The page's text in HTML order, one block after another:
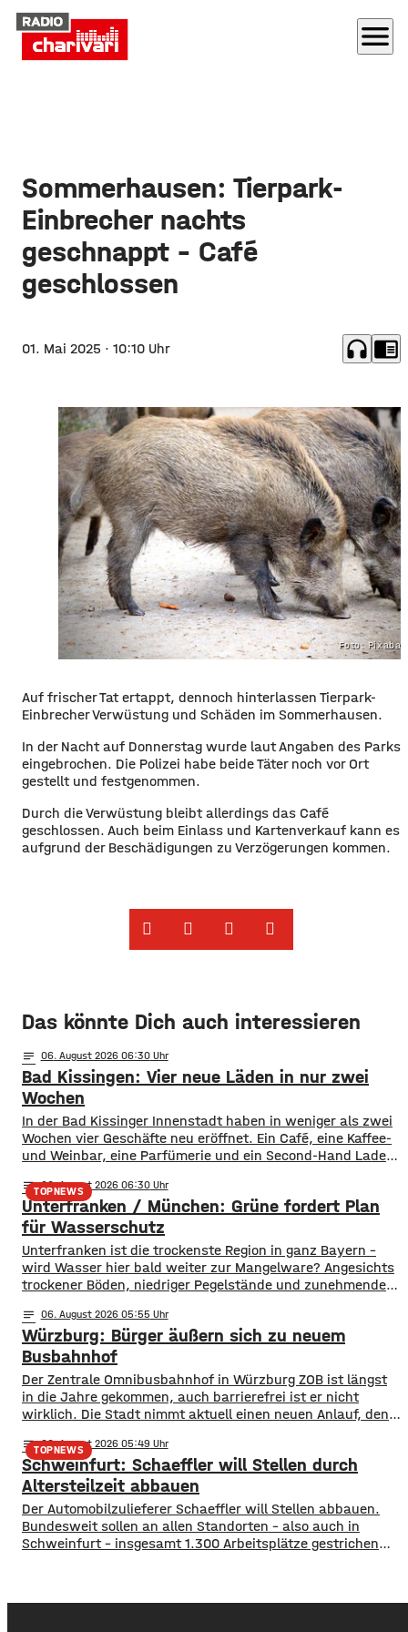
menu
Sommerhausen: Tierpark-
Einbrecher nachts
geschnappt - Café
geschlossen
01. Mai 2025 · 10:10 Uhr headphones chrome_reader_mode
Foto:
Auf frischer Tat ertappt, dennoch hinterlassen Tierpark-
Einbrecher Verwüstung und Schäden im Sommerhausen.
In der Nacht auf Donnerstag wurde laut Angaben des Parks
eingebrochen. Die Polizei habe beide Täter noch vor Ort
gestellt und festgenommen.
Durch die Verwüstung bleibt allerdings das Café
geschlossen. Auch beim Einlass und Kartenverkauf kann es
aufgrund der Beschädigungen zu Verzögerungen kommen.
Das könnte Dich auch interessieren
notes 06. August 2026 06:30
Bad Kissingen: Vier neue Läden in nur zwei
Wochen
In der Bad Kissinger Innenstadt haben in weniger als zwei
Wochen vier Geschäfte neu eröffnet. Ein Café, eine Kaffee-
und Weinbar, eine Parfümerie und ein Second-Hand Laden
Kissingens Oberbürgermeister Dirk Vogel und der
Wirtschaftsförderer der Stadt Sebastian Bünner sehen
damit ihr Engagement und den aktuellen Kurs der
TOPNEWS
notes 06. August 2026 06:30
Unterfranken / München: Grüne fordert Plan
für Wasserschutz
​​Unterfranken ist die trockenste Region in ganz Bayern –
wird Wasser hier bald weiter zur Mangelware? Angesichts
trockener Böden, niedriger Pegelstände und zunehmender
​Mit einem neuen Antrag fordern sie einen 10-Punkte-
Wasser-Notfallplan für Bayern. ​Die Grünen-Fraktion hat
dabei kurzfristige und langfristige Maßnahmen im Petto.
So sollen unter anderem
notes 06. August 2026 05:55
Würzburg: Bürger äußern sich zu neuem
Busbahnhof
Der Zentrale Omnibusbahnhof in Würzburg ZOB ist längst
in die Jahre gekommen, auch barrierefrei ist er nicht
wirklich. Die Stadt nimmt aktuell einen neuen Anlauf, den
gesamten Busverkehr umzugestalten. In einer
Bürgerbeteiligung konnten die Würzburger jetzt Lob, Kritik
und Wünsche einbringen. Was gut funktioniert sind
demnach die
TOPNEWS
notes 06. August 2026 05:49
Schweinfurt: Schaeffler will Stellen durch
Altersteilzeit abbauen
Der Automobilzulieferer Schaeffler will Stellen abbauen.
Bundesweit sollen an allen Standorten – also auch in
Schweinfurt – insgesamt 1.300 Arbeitsplätze gestrichen